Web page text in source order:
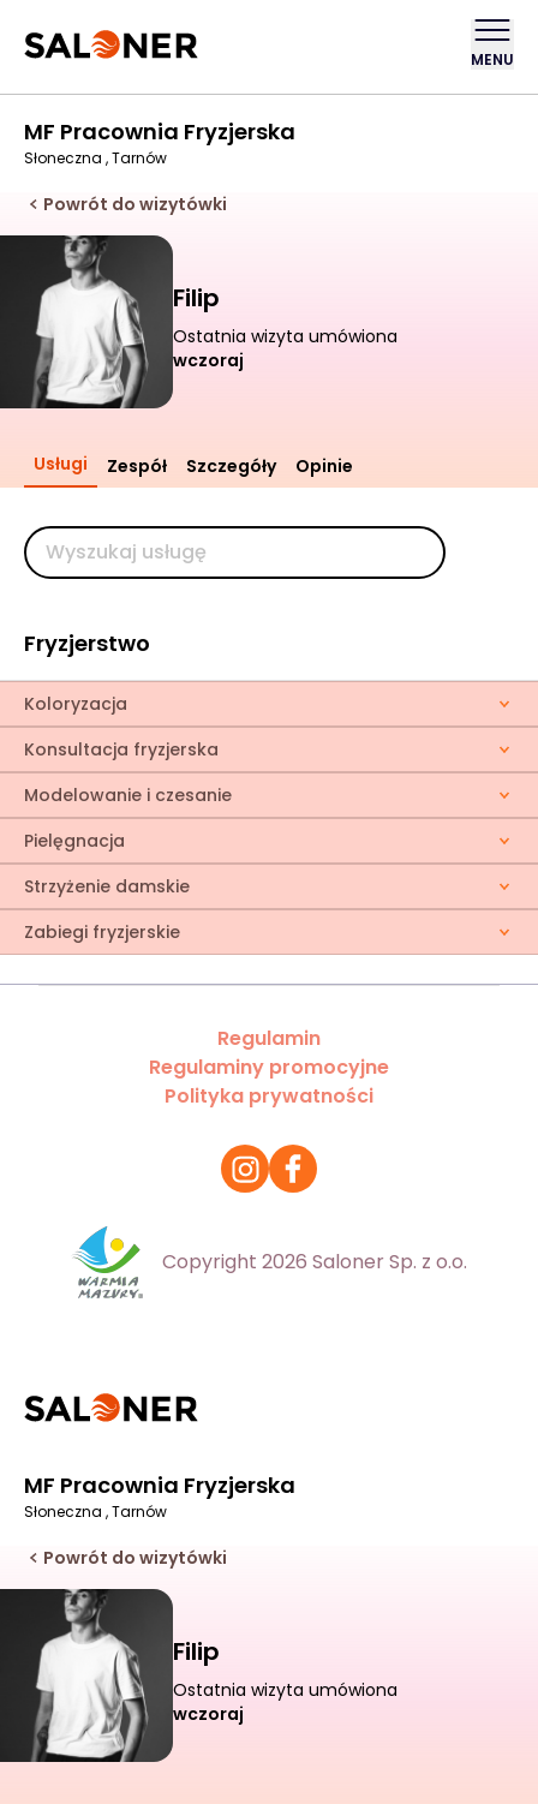
MENU
MF Pracownia Fryzjerska
Słoneczna , Tarnów
Powrót do wizytówki
Filip
Ostatnia wizyta umówiona
wczoraj
Usługi Zespół Szczegóły Opinie
Fryzjerstwo
Koloryzacja
Konsultacja fryzjerska
Modelowanie i czesanie
Pielęgnacja
Strzyżenie damskie
Zabiegi fryzjerskie
Regulamin
Regulaminy promocyjne
Polityka prywatności
Copyright 2026 Saloner Sp. z o.o.
MF Pracownia Fryzjerska
Słoneczna , Tarnów
Powrót do wizytówki
Filip
Ostatnia wizyta umówiona
wczoraj